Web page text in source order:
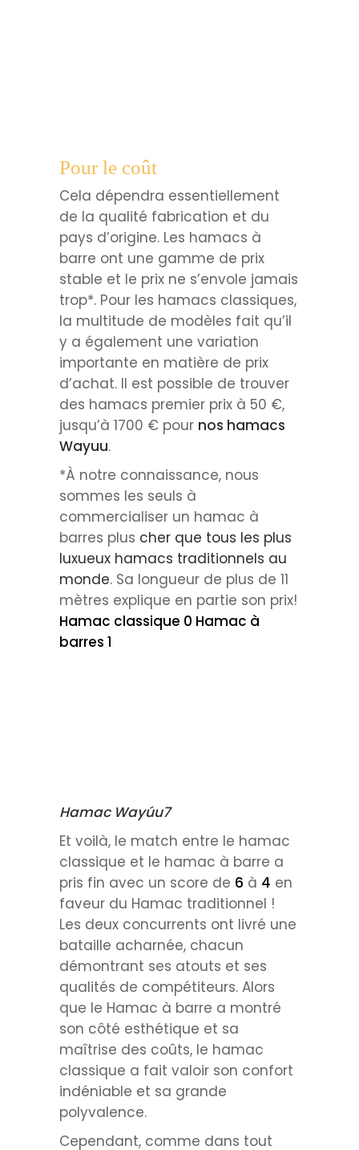
Pour le coût
Cela dépendra essentiellement
de la qualité fabrication et du
pays d’origine. Les hamacs à
barre ont une gamme de prix
stable et le prix ne s’envole jamais
trop*. Pour les hamacs classiques,
la multitude de modèles fait qu’il
y a également une variation
importante en matière de prix
d’achat. Il est possible de trouver
des hamacs premier prix à 50 €,
jusqu’à 1700 € pour nos hamacs
Wayuu.
*À notre connaissance, nous
sommes les seuls à
commercialiser un hamac à
barres plus cher que tous les plus
luxueux hamacs traditionnels au
monde. Sa longueur de plus de 11
mètres explique en partie son prix!
Hamac classique 0 Hamac à
barres 1
Hamac Wayúu7
Et voilà, le match entre le hamac
classique et le hamac à barre a
pris fin avec un score de 6 à 4 en
faveur du Hamac traditionnel !
Les deux concurrents ont livré une
bataille acharnée, chacun
démontrant ses atouts et ses
qualités de compétiteurs. Alors
que le Hamac à barre a montré
son côté esthétique et sa
maîtrise des coûts, le hamac
classique a fait valoir son confort
indéniable et sa grande
polyvalence.
Cependant, comme dans tout